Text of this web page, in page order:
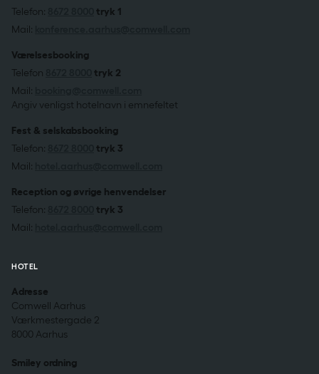
Telefon:
tryk 1
Mail:
Værelsesbooking
Telefon
tryk 2
Mail:
Angiv venligst hotelnavn i emnefeltet
Fest & selskabsbooking
Telefon:
tryk 3
Mail:
Reception og øvrige henvendelser
Telefon:
tryk 3
Mail:
HOTEL
Adresse
Comwell Aarhus
Værkmestergade 2
8000 Aarhus
Smiley ordning